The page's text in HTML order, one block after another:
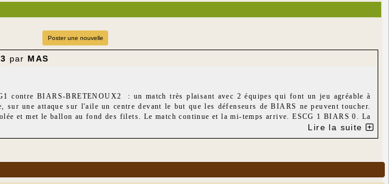
Poster une nouvelle
par MAS
contre BIARS-BRETENOUX2 : un match très plaisant avec 2 équipes qui font un jeu agréable à
sur une attaque sur l'aile un centre devant le but que les défenseurs de BIARS ne peuvent toucher.
et met le ballon au fond des filets. Le match continue et la mi-temps arrive. ESCG 1 BIARS 0. La
match de 2e division et score final 5 à 3 pour ESCG2.
Lire la suite